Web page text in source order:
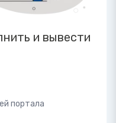
и вывести
портала